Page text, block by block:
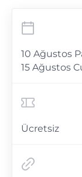
10 Ağustos
15 Ağustos
Ücretsiz